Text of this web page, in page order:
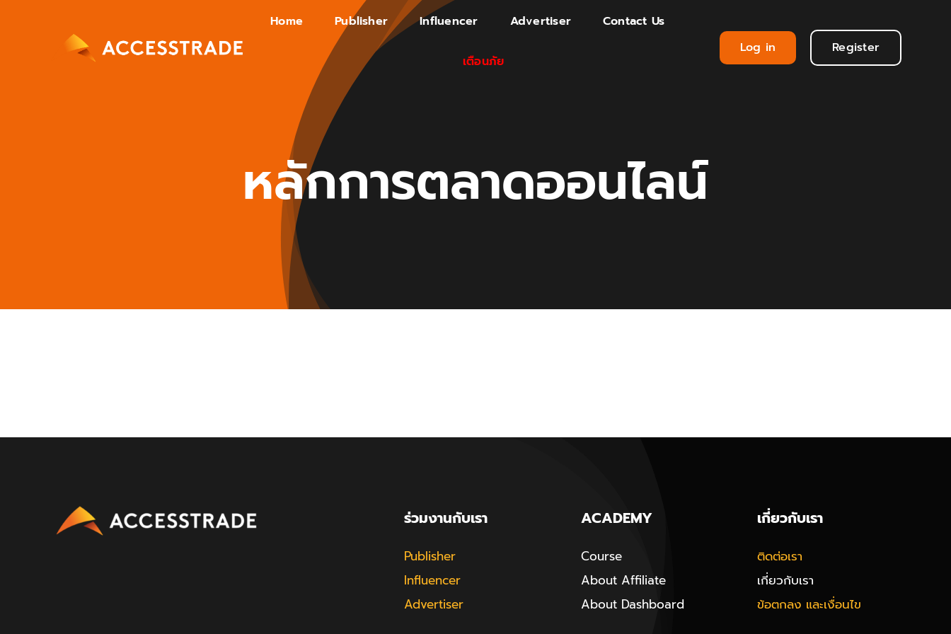
Home Publisher Influencer Advertiser Contact Us
เตือนภัย
Log in Register
หลักการตลาดออนไลน์
ร่วมงานกับเรา
Publisher
Influencer
Advertiser
ACADEMY
Course
About Affiliate
About Dashboard
เกี่ยวกับเรา
ติดต่อเรา
เกี่ยวกับเรา
ข้อตกลง และเงื่อนไข